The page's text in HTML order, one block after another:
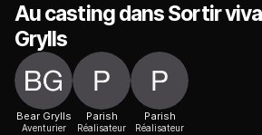
Au casting dans Sortir
Grylls
Bear Grylls
Aventurier
Parish
Réalisateur
Parish
Réalisateur